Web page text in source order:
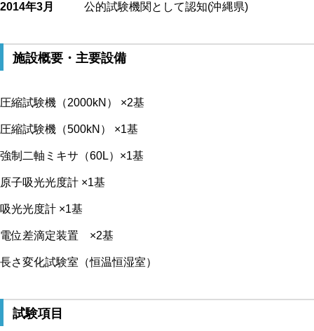
2014年3月 公的試験機関として認知(沖縄県)
施設概要・主要設備
圧縮試験機（2000kN） ×2基
圧縮試験機（500kN） ×1基
強制二軸ミキサ（60L）×1基
原子吸光光度計 ×1基
吸光光度計 ×1基
電位差滴定装置 ×2基
長さ変化試験室（恒温恒湿室）
試験項目